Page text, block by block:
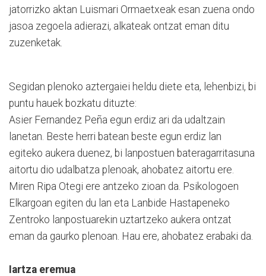
jatorrizko aktan Luismari Ormaetxeak esan zuena ondo
jasoa zegoela adierazi, alkateak ontzat eman ditu
zuzenketak.
Segidan plenoko aztergaiei heldu diete eta, lehenbizi, bi
puntu hauek bozkatu dituzte:
Asier Fernandez Peña egun erdiz ari da udaltzain
lanetan. Beste herri batean beste egun erdiz lan
egiteko aukera duenez, bi lanpostuen bateragarritasuna
aitortu dio udalbatza plenoak, ahobatez aitortu ere.
Miren Ripa Otegi ere antzeko zioan da. Psikologoen
Elkargoan egiten du lan eta Lanbide Hastapeneko
Zentroko lanpostuarekin uztartzeko aukera ontzat
eman da gaurko plenoan. Hau ere, ahobatez erabaki da.
Iartza eremua